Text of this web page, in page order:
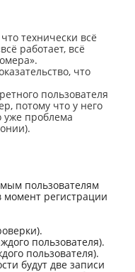
технически всё
работает, всё
что
пользователя
потому что у него
уже проблема
пользователям
момент регистрации
пользователя).
пользователя).
будут две записи